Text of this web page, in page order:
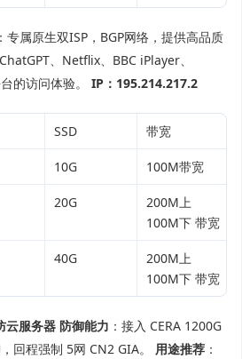
：专属原生双ISP，BGP网络，提供高品质
、Netflix、BBC iPlayer、
的访问体验。 IP：195.214.217.2
SSD 带宽
10G 100M带宽
20G
200M上
100M下 带宽
40G
200M上
100M下 带宽
云服务器 防御能力 ：接入 CERA 1200G
回程强制 5网 CN2 GIA。 用途推荐 ：